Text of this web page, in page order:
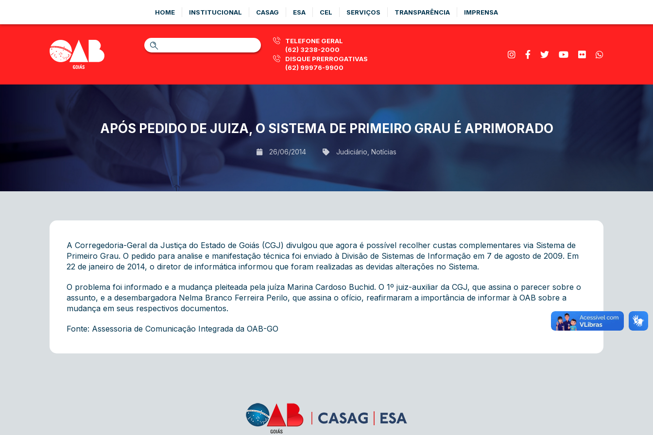
HOME INSTITUCIONAL CASAG ESA CEL SERVIÇOS TRANSPARÊNCIA IMPRENSA
TELEFONE GERAL
(62) 3238-2000
DISQUE PRERROGATIVAS
(62) 99976-9900
APÓS PEDIDO DE JUIZA, O SISTEMA DE PRIMEIRO GRAU É APRIMORADO
26/06/2014 Judiciário Notícias
A Corregedoria-Geral da Justiça do Estado de Goiás (CGJ) divulgou que agora é possível recolher custas complementares via Sistema de
Primeiro Grau. O pedido para analise e manifestação técnica foi enviado à Divisão de Sistemas de Informação em 7 de agosto de 2009. Em
22 de janeiro de 2014, o diretor de informática informou que foram realizadas as devidas alterações no Sistema.
O problema foi informado e a mudança pleiteada pela juíza Marina Cardoso Buchid. O 1º juiz-auxiliar da CGJ, que assina o parecer sobre o
assunto, e a desembargadora Nelma Branco Ferreira Perilo, que assina o ofício, reafirmaram a importância de informar à OAB sobre a
mudança em seus respectivos documentos.
Fonte: Assessoria de Comunicação Integrada da OAB-GO